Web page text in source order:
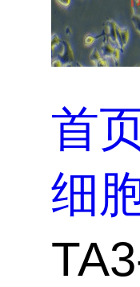
首
细